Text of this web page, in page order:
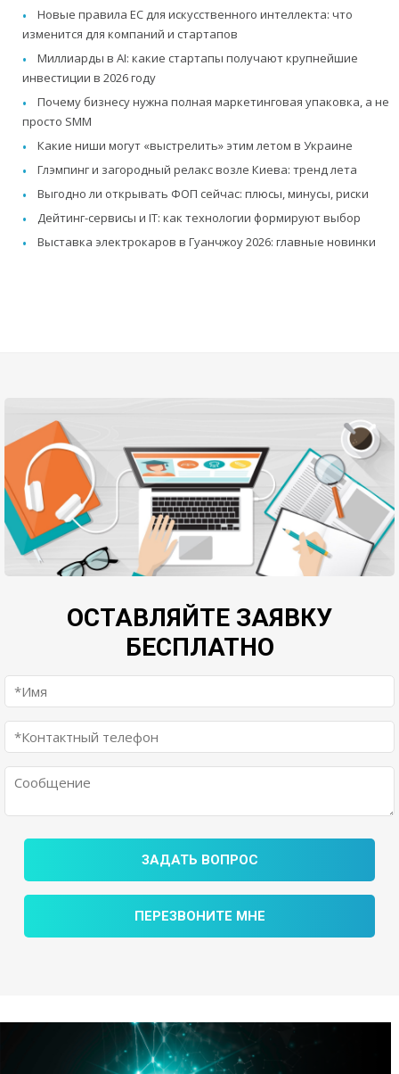
Новые правила ЕС для искусственного интеллекта: что
изменится для компаний и стартапов
Миллиарды в AI: какие стартапы получают крупнейшие
инвестиции в 2026 году
Почему бизнесу нужна полная маркетинговая упаковка, а не
просто SMM
Какие ниши могут «выстрелить» этим летом в Украине
Глэмпинг и загородный релакс возле Киева: тренд лета
Выгодно ли открывать ФОП сейчас: плюсы, минусы, риски
Дейтинг-сервисы и IT: как технологии формируют выбор
Выставка электрокаров в Гуанчжоу 2026: главные новинки
ОСТАВЛЯЙТЕ ЗАЯВКУ
БЕСПЛАТНО
ЗАДАТЬ ВОПРОС
ПЕРЕЗВОНИТЕ МНЕ